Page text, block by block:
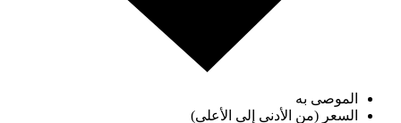
الموصى به
السعر (من الأدنى إلى الأعلى)